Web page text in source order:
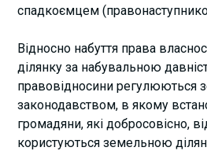
спадкоємцем
Відносно набуття права
ділянку за набувальною
правовідносини регулюються
законодавством, в якому
громадяни, які добросовісно,
користуються земельною